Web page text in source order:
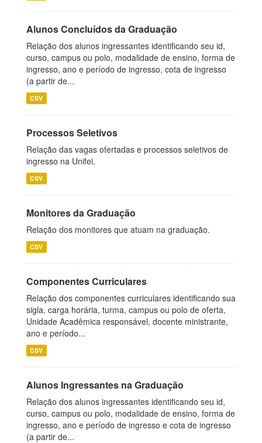
Alunos Concluídos da Graduação
Relação dos alunos ingressantes identificando seu id,
curso, campus ou polo, modalidade de ensino, forma de
ingresso, ano e período de ingresso, cota de ingresso
(a partir de...
CSV
Processos Seletivos
Relação das vagas ofertadas e processos seletivos de
ingresso na Unifei.
CSV
Monitores da Graduação
Relação dos monitores que atuam na graduação.
CSV
Componentes Curriculares
Relação dos componentes curriculares identificando sua
sigla, carga horária, turma, campus ou polo de oferta,
Unidade Acadêmica responsável, docente ministrante,
ano e período...
CSV
Alunos Ingressantes na Graduação
Relação dos alunos ingressantes identificando seu id,
curso, campus ou polo, modalidade de ensino, forma de
ingresso, ano e período de ingresso e cota de ingresso
(a partir de...